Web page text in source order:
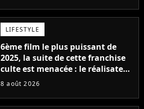
LIFESTYLE
6ème film le plus puissant de
2025, la suite de cette franchise
culte est menacée : le réalisateur
claque la porte pour "différends
8 août 2026